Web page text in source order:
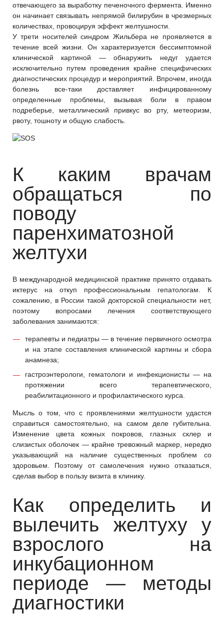
отвечающего за выработку печеночного фермента. Именно
он начинает связывать непрямой билирубин в чрезмерных
количествах, провоцируя эффект желтушности.
У трети носителей синдром Жильбера не проявляется в
течение всей жизни. Он характеризуется бессимптомной
клинической картиной — обнаружить недуг удается
исключительно путем проведения крайне специфических
диагностических процедур и мероприятий. Впрочем, иногда
болезнь все-таки доставляет инфицированному
определенные проблемы, вызывая боли в правом
подреберье, металлический привкус во рту, метеоризм,
рвоту, тошноту и общую слабость.
К каким врачам
обращаться по
поводу
паренхиматозной
желтухи
В международной медицинской практике принято отдавать
иктерус на откуп профессиональным гепатологам. К
сожалению, в России такой докторской специальности нет,
поэтому вопросами лечения соответствующего
заболевания занимаются:
терапевты и педиатры — в течение первичного осмотра
и на этапе составления клинической картины и сбора
анамнеза;
гастроэнтерологи, гематологи и инфекционисты — на
протяжении всего терапевтического,
реабилитационного и профилактического курса.
Мысль о том, что с проявлениями желтушности удастся
справиться самостоятельно, на самом деле губительна.
Изменение цвета кожных покровов, глазных склер и
слизистых оболочек — крайне тревожный маркер, нередко
указывающий на наличие существенных проблем со
здоровьем. Поэтому от самолечения нужно отказаться,
сделав выбор в пользу визита в клинику.
Как определить и
вылечить желтуху у
взрослого на
инкубационном
периоде — методы
диагностики